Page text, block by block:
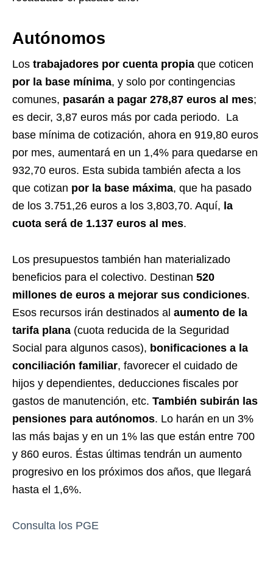
Autónomos
Los trabajadores por cuenta propia que coticen
por la base mínima, y solo por contingencias
comunes, pasarán a pagar 278,87 euros al mes;
es decir, 3,87 euros más por cada periodo. La
base mínima de cotización, ahora en 919,80 euros
por mes, aumentará en un 1,4% para quedarse en
932,70 euros. Esta subida también afecta a los
que cotizan por la base máxima, que ha pasado
de los 3.751,26 euros a los 3,803,70. Aquí, la
cuota será de 1.137 euros al mes.
Los presupuestos también han materializado
beneficios para el colectivo. Destinan 520
millones de euros a mejorar sus condiciones.
Esos recursos irán destinados al aumento de la
tarifa plana (cuota reducida de la Seguridad
Social para algunos casos), bonificaciones a la
conciliación familiar, favorecer el cuidado de
hijos y dependientes, deducciones fiscales por
gastos de manutención, etc. También subirán las
pensiones para autónomos. Lo harán en un 3%
las más bajas y en un 1% las que están entre 700
y 860 euros. Éstas últimas tendrán un aumento
progresivo en los próximos dos años, que llegará
hasta el 1,6%.
Consulta los PGE